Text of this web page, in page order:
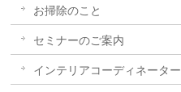
お掃除のこと
セミナーのご案内
インテリアコーディネーター